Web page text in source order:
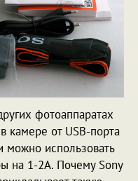
фотоаппаратах
камере от USB-порта
можно использовать
на 1-2А. Почему Sony